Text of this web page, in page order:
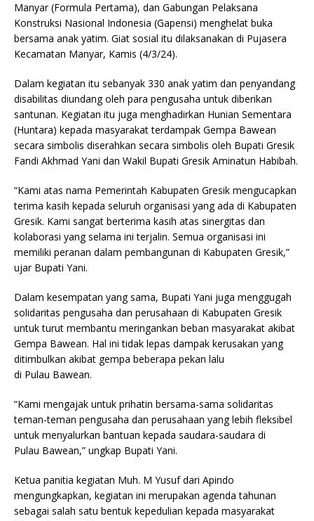
Manyar (Formula Pertama), dan Gabungan Pelaksana
Konstruksi Nasional Indonesia (Gapensi) menghelat buka
bersama anak yatim. Giat sosial itu dilaksanakan di Pujasera
Kecamatan Manyar, Kamis (4/3/24).
Dalam kegiatan itu sebanyak 330 anak yatim dan penyandang
disabilitas diundang oleh para pengusaha untuk diberikan
santunan. Kegiatan itu juga menghadirkan Hunian Sementara
(Huntara) kepada masyarakat terdampak Gempa Bawean
secara simbolis diserahkan secara simbolis oleh Bupati Gresik
Fandi Akhmad Yani dan Wakil Bupati Gresik Aminatun Habibah.
“Kami atas nama Pemerintah Kabupaten Gresik mengucapkan
terima kasih kepada seluruh organisasi yang ada di Kabupaten
Gresik. Kami sangat berterima kasih atas sinergitas dan
kolaborasi yang selama ini terjalin. Semua organisasi ini
memiliki peranan dalam pembangunan di Kabupaten Gresik,”
ujar Bupati Yani.
Dalam kesempatan yang sama, Bupati Yani juga menggugah
solidaritas pengusaha dan perusahaan di Kabupaten Gresik
untuk turut membantu meringankan beban masyarakat akibat
Gempa Bawean. Hal ini tidak lepas dampak kerusakan yang
ditimbulkan akibat gempa beberapa pekan lalu
di Pulau Bawean.
“Kami mengajak untuk prihatin bersama-sama solidaritas
teman-teman pengusaha dan perusahaan yang lebih fleksibel
untuk menyalurkan bantuan kepada saudara-saudara di
Pulau Bawean,” ungkap Bupati Yani.
Ketua panitia kegiatan Muh. M Yusuf dari Apindo
mengungkapkan, kegiatan ini merupakan agenda tahunan
sebagai salah satu bentuk kepedulian kepada masyarakat